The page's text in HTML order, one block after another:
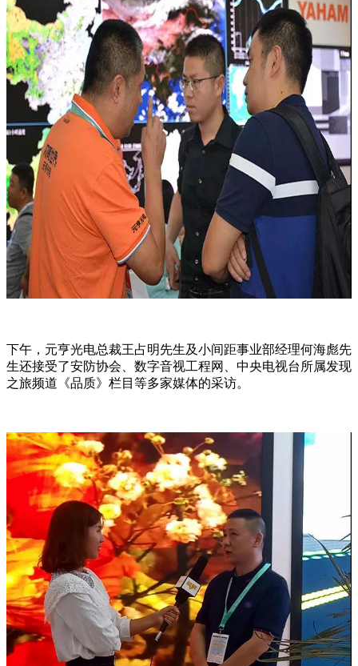
下午，元亨光电总裁王占明先生及小间距事业部经理何海彪先
生还接受了安防协会、数字音视工程网、中央电视台所属发现
之旅频道《品质》栏目等多家媒体的采访。